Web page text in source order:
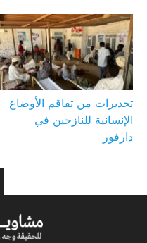
تحذيرات من تفاقم الأوضاع
الإنسانية للنازحين في
دارفور